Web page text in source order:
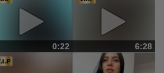
0:22 6:28